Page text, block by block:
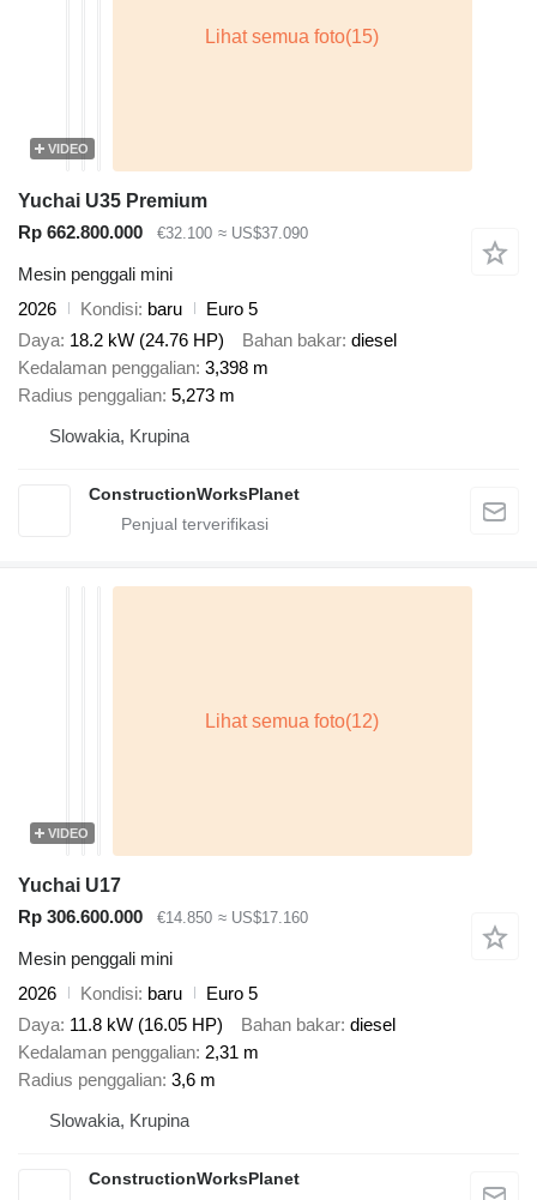
VIDEO
Yuchai U35 Premium
Rp 662.800.000
€32.100 ≈ US$37.090
Mesin penggali mini
2026
Kondisi baru
Euro 5
Daya 18.2 kW (24.76 HP) Bahan bakar diesel
Kedalaman penggalian 3,398 m
Radius penggalian 5,273 m
Slowakia, Krupina
ConstructionWorksPlanet
VIDEO
Yuchai U17
Rp 306.600.000
€14.850 ≈ US$17.160
Mesin penggali mini
2026
Kondisi baru
Euro 5
Daya 11.8 kW (16.05 HP) Bahan bakar diesel
Kedalaman penggalian 2,31 m
Radius penggalian 3,6 m
Slowakia, Krupina
ConstructionWorksPlanet